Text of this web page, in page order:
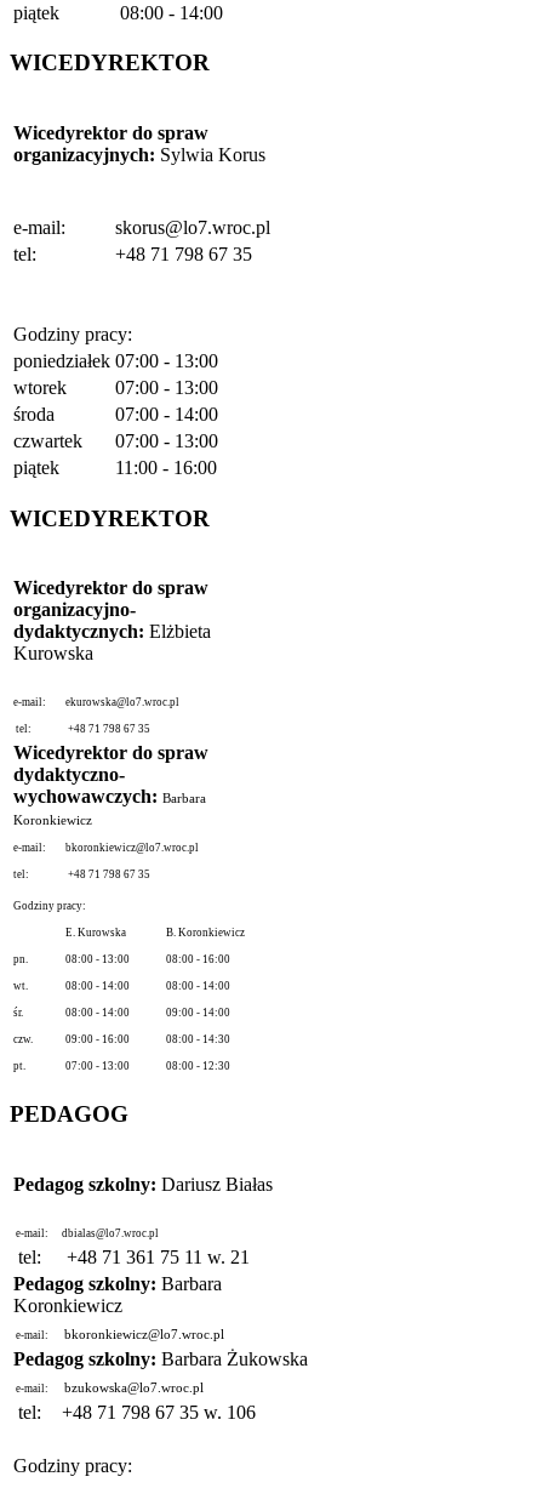
piątek
08:00 - 14:00
WICEDYREKTOR
Wicedyrektor do spraw
organizacyjnych: Sylwia Korus
e-mail:
skorus@lo7.wroc.pl
tel:
+48 71 798 67 35
Godziny pracy:
poniedziałek 07:00 - 13:00
wtorek
07:00 - 13:00
środa
07:00 - 14:00
czwartek
07:00 - 13:00
piątek
11:00 - 16:00
WICEDYREKTOR
Wicedyrektor do spraw
organizacyjno-
dydaktycznych: Elżbieta
Kurowska
e-mail: ekurowska@lo7.wroc.pl
tel: +48 71 798 67 35
Wicedyrektor do spraw
dydaktyczno-
wychowawczych: Barbara
Koronkiewicz
e-mail: bkoronkiewicz@lo7.wroc.pl
tel: +48 71 798 67 35
Godziny pracy:
E. Kurowska B. Koronkiewicz
pn. 08:00 - 13:00 08:00 - 16:00
wt. 08:00 - 14:00 08:00 - 14:00
śr. 08:00 - 14:00 09:00 - 14:00
czw. 09:00 - 16:00 08:00 - 14:30
pt. 07:00 - 13:00 08:00 - 12:30
PEDAGOG
Pedagog szkolny: Dariusz Białas
e-mail: dbialas@lo7.wroc.pl
tel:
+48 71 361 75 11 w. 21
Pedagog szkolny: Barbara
Koronkiewicz
e-mail: bkoronkiewicz@lo7.wroc.pl
Pedagog szkolny: Barbara Żukowska
e-mail: bzukowska@lo7.wroc.pl
tel: +48 71 798 67 35 w. 106
Godziny pracy: